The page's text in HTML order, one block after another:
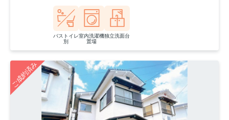
バストイレ
別
室内洗濯機
置場
独立洗面台
ご成約済み